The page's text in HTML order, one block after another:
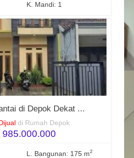
K. Mandi: 1
di Depok Dekat ...
di Rumah Depok
985.000.000
L. Bangunan: 175 m2